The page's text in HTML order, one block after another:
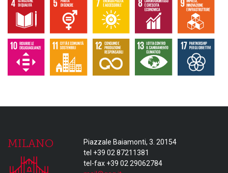
MILANO
Piazzale Baiamonti, 3. 20154
tel +39 02 87211381
tel-fax +39 02 29062784